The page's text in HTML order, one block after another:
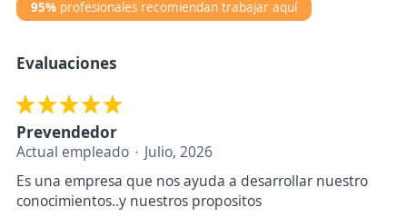
95% profesionales recomiendan trabajar aquí
Evaluaciones
Prevendedor
Actual empleado
Julio, 2026
Es una empresa que nos ayuda a desarrollar nuestro
conocimientos..y nuestros propositos